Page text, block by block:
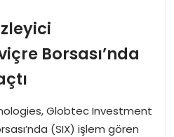
Borsası’nda
Globtec Investment
(SIX) işlem gören